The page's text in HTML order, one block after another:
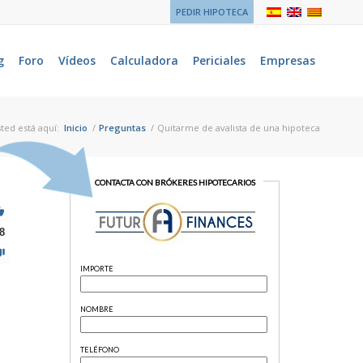
PEDIR HIPOTECA
Foro Vídeos Calculadora Periciales Empresas
está aquí: Inicio / Preguntas / Quitarme de avalista de una hipoteca